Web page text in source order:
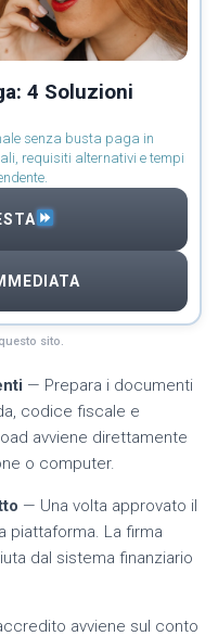
4 Soluzioni
senza busta paga in
requisiti alternativi e tempi
sito.
— Prepara i documenti
codice fiscale e
avviene direttamente
o computer.
— Una volta approvato il
piattaforma. La firma
dal sistema finanziario
avviene sul conto